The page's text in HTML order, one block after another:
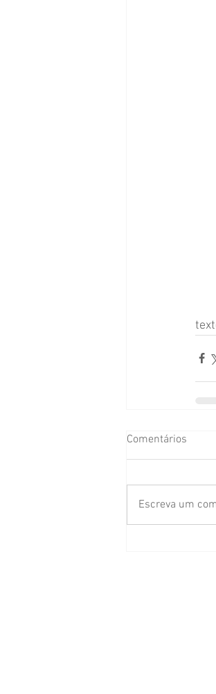
Comentários
Escreva um